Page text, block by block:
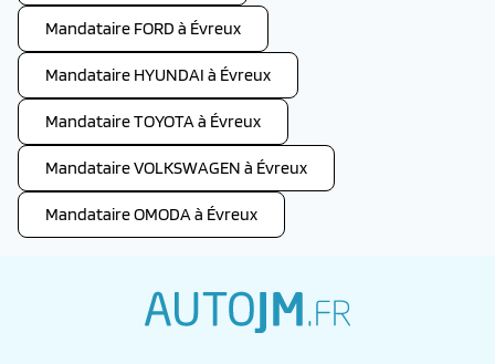
Mandataire FORD à Évreux
Mandataire HYUNDAI à Évreux
Mandataire TOYOTA à Évreux
Mandataire VOLKSWAGEN à Évreux
Mandataire OMODA à Évreux